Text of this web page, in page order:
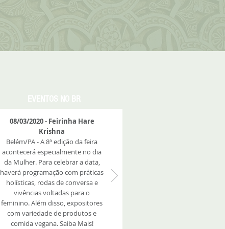
08/03/2020 - Feirinha Hare
Krishna
Belém/PA - A 8ª edição da feira
acontecerá especialmente no dia
da Mulher. Para celebrar a data,
haverá programação com práticas
holísticas, rodas de conversa e
vivências voltadas para o
feminino. Além disso, expositores
com variedade de produtos e
comida vegana. Saiba Mais!